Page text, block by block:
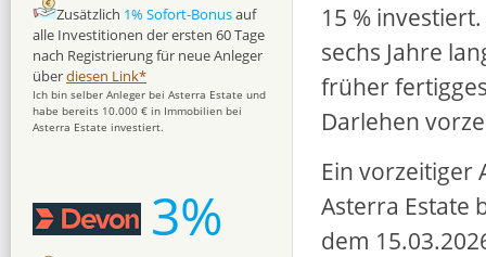
15 %
sechs Jahre
früher
Darlehen
Ein vorzeitiger
Asterra Estate
dem
Zusätzlich 1% Sofort-Bonusauf
alle Investitionen der ersten 60 Tage
nach Registrierung für neue Anleger
überdiesen Link*
Ich bin selber Anleger bei Asterra Estate und
habe bereits 10.000 € in Immobilien bei
Asterra Estate investiert.
3%